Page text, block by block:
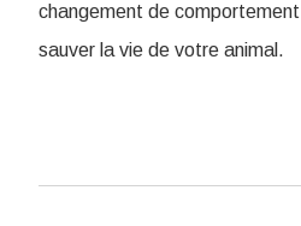
changement de
sauver la vie de votre animal.